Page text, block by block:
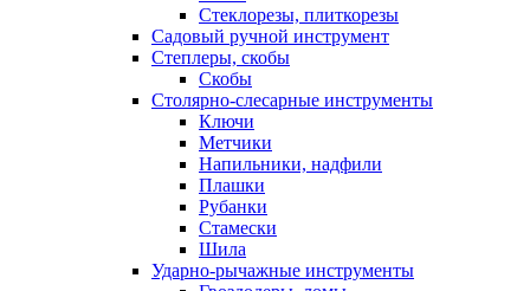
Стеклорезы, плиткорезы
Садовый ручной инструмент
Степлеры, скобы
Скобы
Столярно-слесарные инструменты
Ключи
Метчики
Напильники, надфили
Плашки
Рубанки
Стамески
Шила
Ударно-рычажные инструменты